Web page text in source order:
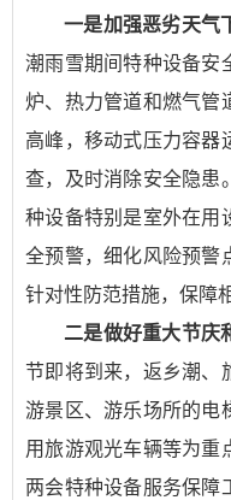
一是加强恶劣天气
潮雨雪期间特种设备安
炉、热力管道和燃气管
高峰，移动式压力容器
查，及时消除安全隐患
种设备特别是室外在用
全预警，细化风险预警
针对性防范措施，保障
二是做好重大节庆
节即将到来，返乡潮、
游景区、游乐场所的电
用旅游观光车辆等为重
两会特种设备服务保障